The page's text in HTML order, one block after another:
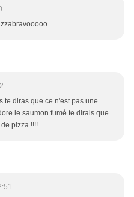
te diras que ce n'est pas une
le saumon fumé te dirais que
pizza !!!!